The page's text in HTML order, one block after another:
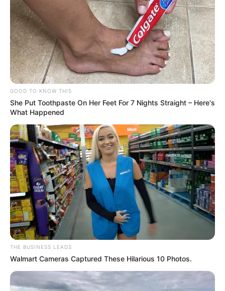
GOOD TO KNOW THIS
She Put Toothpaste On Her Feet For 7 Nights Straight – Here's
What Happened
THE BUSINESS LEADS
Walmart Cameras Captured These Hilarious 10 Photos.